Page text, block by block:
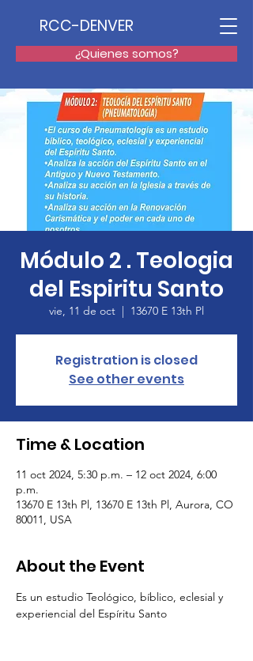
¿Quienes somos?
RCC-DENVER
Módulo 2 . Teologia
del Espiritu Santo
vie, 11 de oct
  |
13670 E 13th Pl
Registration is closed
See other events
Time & Location
11 oct 2024, 5:30 p.m. – 12 oct 2024, 6:00
p.m.
13670 E 13th Pl, 13670 E 13th Pl, Aurora, CO
80011, USA
About the Event
Es un estudio Teológico, bíblico, eclesial y
experiencial del Espíritu Santo